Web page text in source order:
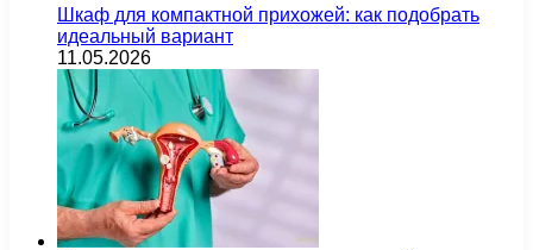
Шкаф для компактной прихожей: как подобрать
идеальный вариант
11.05.2026